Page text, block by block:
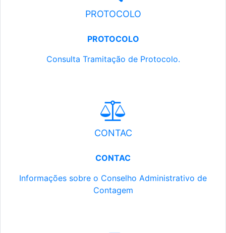
PROTOCOLO
PROTOCOLO
Consulta Tramitação de Protocolo.
CONTAC
CONTAC
Informações sobre o Conselho Administrativo de
Contagem